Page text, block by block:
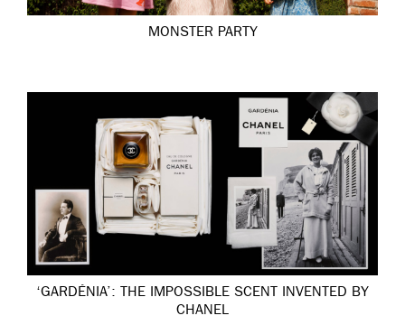
MONSTER PARTY
‘GARDÉNIA’: THE IMPOSSIBLE SCENT INVENTED BY
CHANEL